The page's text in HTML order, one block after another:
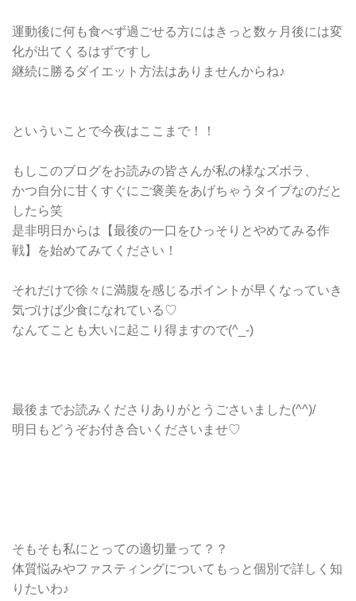
運動後に何も食べず過ごせる方にはきっと数ヶ月後には変
化が出てくるはずですし
継続に勝るダイエット方法はありませんからね♪
といういことで今夜はここまで！！
もしこのブログをお読みの皆さんが私の様なズボラ、
かつ自分に甘くすぐにご褒美をあげちゃうタイプなのだと
したら笑
是非明日からは【最後の一口をひっそりとやめてみる作
戦】を始めてみてください！
それだけで徐々に満腹を感じるポイントが早くなっていき
気づけば少食になれている♡
なんてことも大いに起こり得ますので(^_-)
最後までお読みくださりありがとうごさいました(^^)/
明日もどうぞお付き合いくださいませ♡
そもそも私にとっての適切量って？？
体質悩みやファスティングについてもっと個別で詳しく知
りたいわ♪